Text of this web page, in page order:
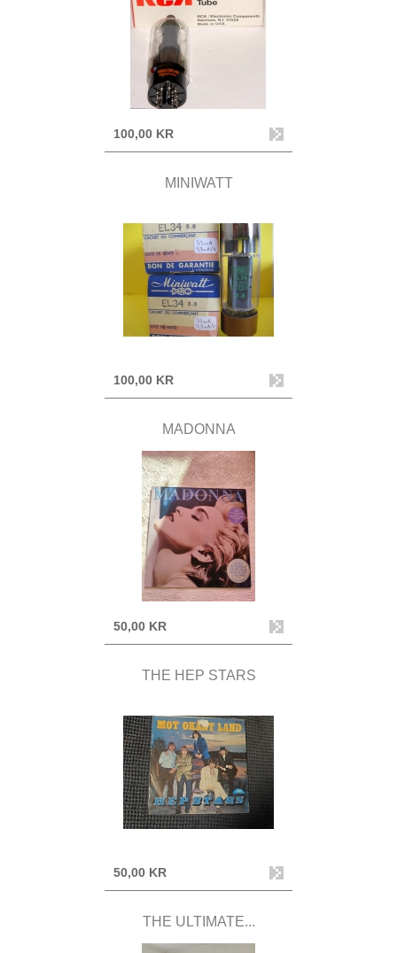
100,00 KR
MINIWATT
100,00 KR
MADONNA
50,00 KR
THE HEP STARS
50,00 KR
THE ULTIMATE...